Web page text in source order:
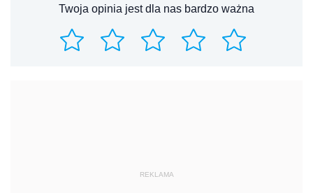
Twoja opinia jest dla nas bardzo ważna
REKLAMA